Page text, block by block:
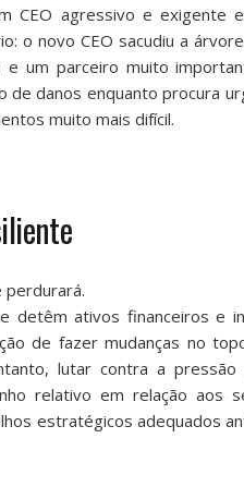
CEO agressivo e
o novo CEO sacudiu a
um parceiro muito
de danos enquanto procura
muito mais difícil.
perdurará.
detêm ativos financeiros e
de fazer mudanças no
lutar contra a
relativo em relação aos
estratégicos adequados